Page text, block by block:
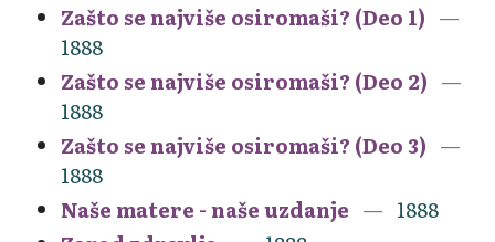
Zašto se najviše osiromaši? (Deo 1)
1888
Zašto se najviše osiromaši? (Deo 2)
1888
Zašto se najviše osiromaši? (Deo 3)
1888
Naše matere - naše uzdanje
1888